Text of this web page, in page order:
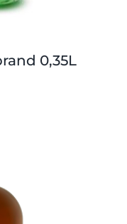
0,35L